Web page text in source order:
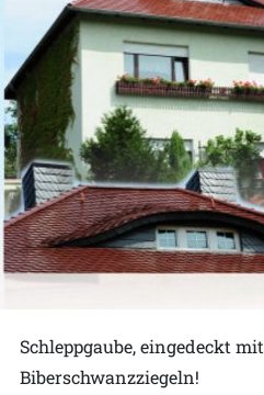
Schleppgaube, eingedeckt mit
Biberschwanzziegeln!